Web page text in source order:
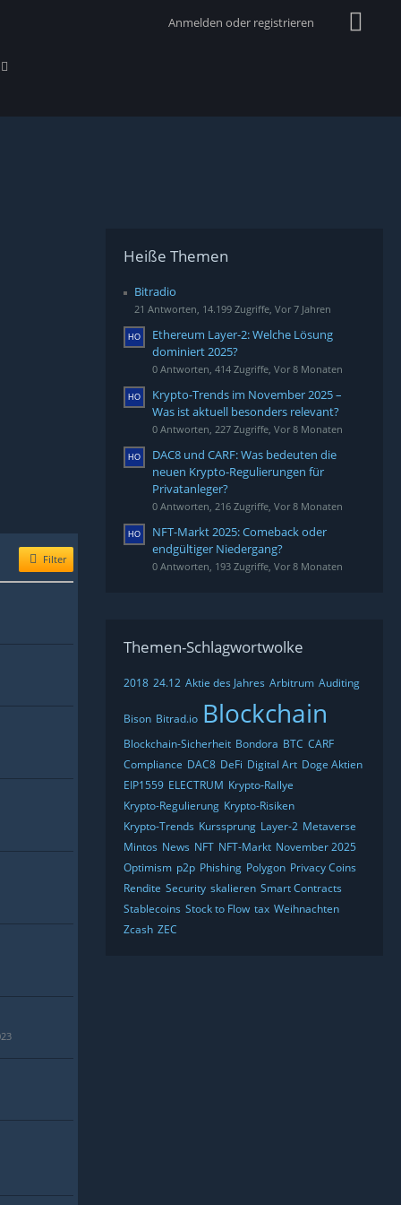
Anmelden oder registrieren
Filter
Heiße Themen
Bitradio
21 Antworten, 14.199 Zugriffe, Vor 7 Jahren
Ethereum Layer-2: Welche Lösung
dominiert 2025?
0 Antworten, 414 Zugriffe, Vor 8 Monaten
Krypto-Trends im November 2025 –
Was ist aktuell besonders relevant?
0 Antworten, 227 Zugriffe, Vor 8 Monaten
DAC8 und CARF: Was bedeuten die
neuen Krypto-Regulierungen für
Privatanleger?
0 Antworten, 216 Zugriffe, Vor 8 Monaten
NFT-Markt 2025: Comeback oder
endgültiger Niedergang?
0 Antworten, 193 Zugriffe, Vor 8 Monaten
Themen-Schlagwortwolke
2018 24.12 Aktie des Jahres Arbitrum Auditing
Bison Bitrad.io Blockchain
Blockchain-Sicherheit Bondora BTC CARF
Compliance DAC8 DeFi Digital Art Doge Aktien
EIP1559 ELECTRUM Krypto-Rallye
Krypto-Regulierung Krypto-Risiken
Krypto-Trends Kurssprung Layer-2 Metaverse
Mintos News NFT NFT-Markt November 2025
Optimism p2p Phishing Polygon Privacy Coins
Rendite Security skalieren Smart Contracts
Stablecoins Stock to Flow tax Weihnachten
Zcash ZEC